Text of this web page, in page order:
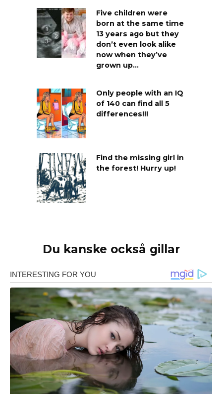
Five children were
born at the same time
13 years ago but they
don’t even look alike
now when they’ve
grown up…
Only people with an IQ
of 140 can find all 5
differences!!!
Find the missing girl in
the forest! Hurry up!
Du kanske också gillar